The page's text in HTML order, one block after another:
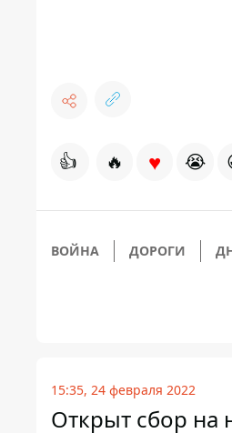
👍 🔥 ♥ 😭
ВОЙНА ДОРОГИ
15:35, 24 февраля 2022
Открыт сбор на